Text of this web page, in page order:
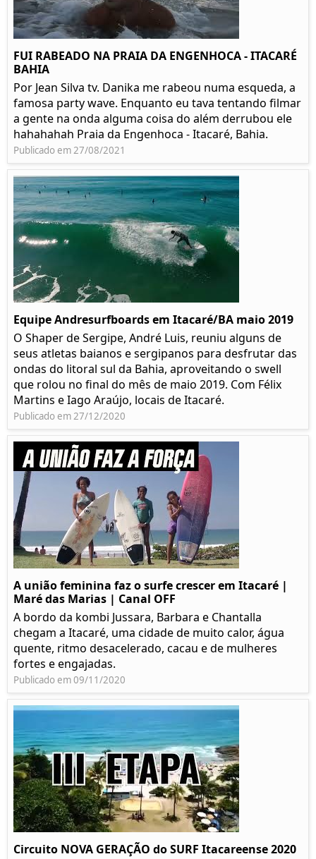
FUI RABEADO NA PRAIA DA ENGENHOCA - ITACARÉ
BAHIA
Por Jean Silva tv. Danika me rabeou numa esqueda, a
famosa party wave. Enquanto eu tava tentando filmar
a gente na onda alguma coisa do além derrubou ele
hahahahah Praia da Engenhoca - Itacaré, Bahia.
Publicado em 27/08/2021
Equipe Andresurfboards em Itacaré/BA maio 2019
O Shaper de Sergipe, André Luis, reuniu alguns de
seus atletas baianos e sergipanos para desfrutar das
ondas do litoral sul da Bahia, aproveitando o swell
que rolou no final do mês de maio 2019. Com Félix
Martins e Iago Araújo, locais de Itacaré.
Publicado em 27/12/2020
A união feminina faz o surfe crescer em Itacaré |
Maré das Marias | Canal OFF
A bordo da kombi Jussara, Barbara e Chantalla
chegam a Itacaré, uma cidade de muito calor, água
quente, ritmo desacelerado, cacau e de mulheres
fortes e engajadas.
Publicado em 09/11/2020
Circuito NOVA GERAÇÃO do SURF Itacareense 2020